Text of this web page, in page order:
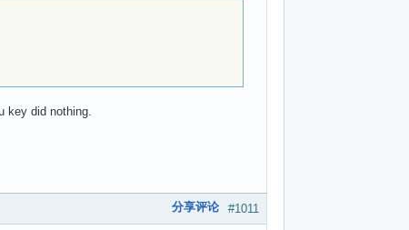
key did nothing.
#1011
分享评论